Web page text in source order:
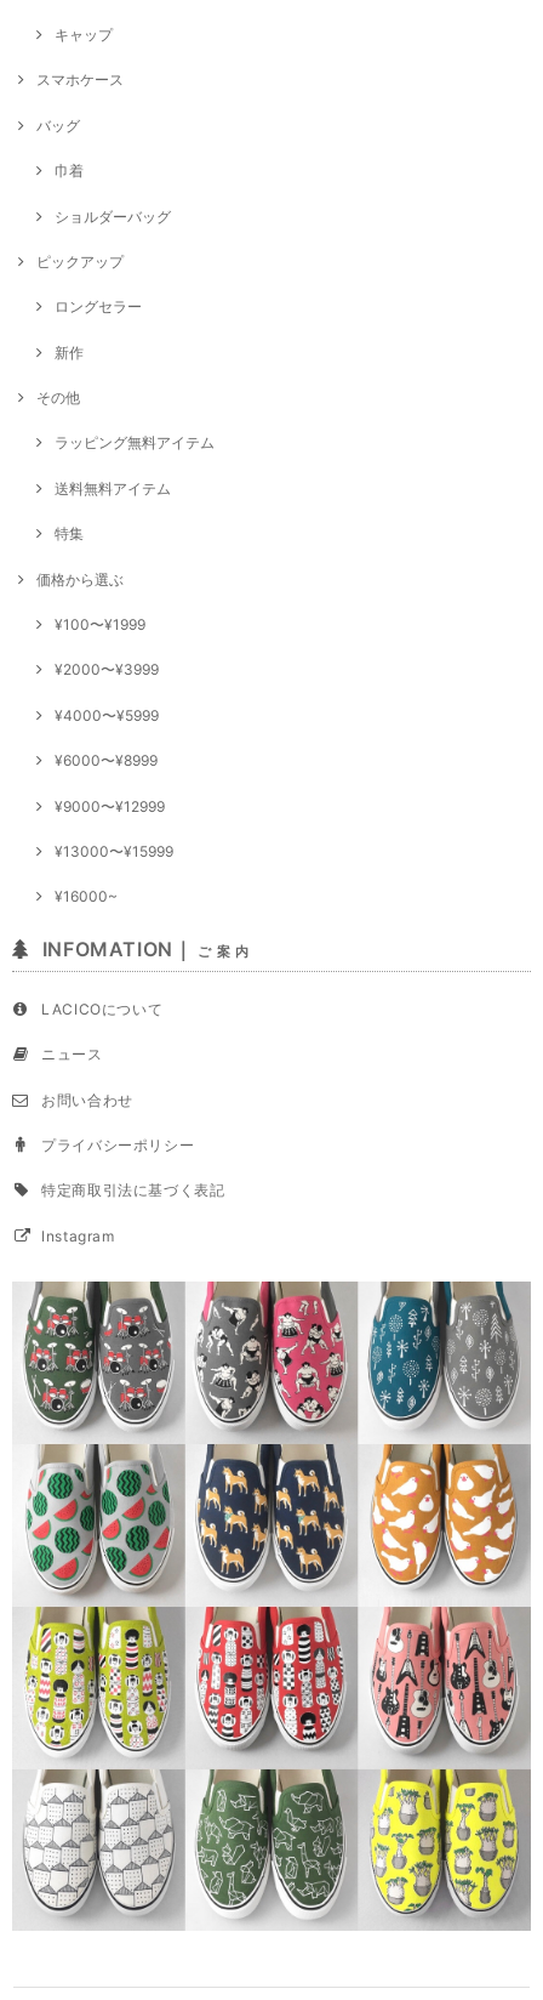
キャップ
スマホケース
バッグ
巾着
ショルダーバッグ
ピックアップ
ロングセラー
新作
その他
ラッピング無料アイテム
送料無料アイテム
特集
価格から選ぶ
¥100〜¥1999
¥2000〜¥3999
¥4000〜¥5999
¥6000〜¥8999
¥9000〜¥12999
¥13000〜¥15999
¥16000~
INFOMATION｜ ご 案 内
LACICOについて
ニュース
お問い合わせ
プライバシーポリシー
特定商取引法に基づく表記
Instagram